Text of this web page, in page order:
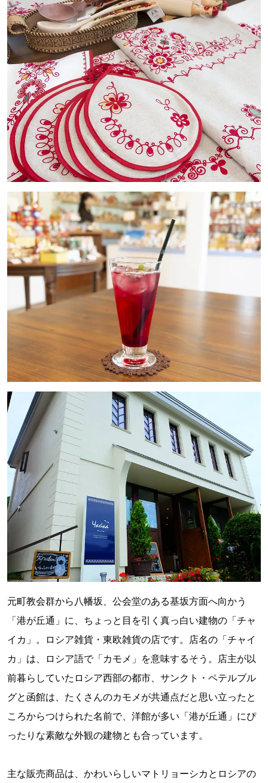
元町教会群から八幡坂、公会堂のある基坂方面へ向かう
「港が丘通」に、ちょっと目を引く真っ白い建物の「チャ
イカ」。ロシア雑貨・東欧雑貨の店です。店名の「チャイ
カ」は、ロシア語で「カモメ」を意味するそう。店主が以
前暮らしていたロシア西部の都市、サンクト・ペテルブル
グと函館は、たくさんのカモメが共通点だと思い立ったと
ころからつけられた名前で、洋館が多い「港が丘通」にぴ
ったりな素敵な外観の建物とも合っています。
主な販売商品は、かわいらしいマトリョーシカとロシアの